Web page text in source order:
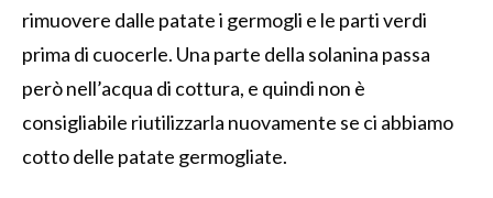
rimuovere dalle patate i germogli e le parti verdi
prima di cuocerle. Una parte della solanina passa
però nell’acqua di cottura, e quindi non è
consigliabile riutilizzarla nuovamente se ci abbiamo
cotto delle patate germogliate.